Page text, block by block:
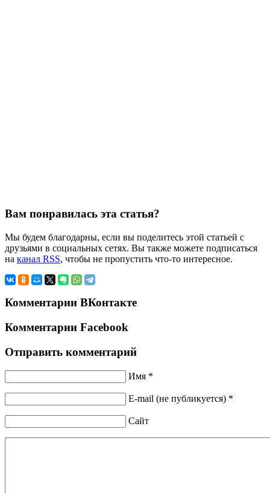
Вам понравилась эта статья?
Мы будем благодарны, если вы поделитесь этой статьей с
друзьями в социальных сетях. Вы также можете подписаться
на канал RSS, чтобы не пропустить что-то интересное.
Комментарии ВКонтакте
Комментарии Facebook
Отправить комментарий
Имя *
E-mail (не публикуется) *
Сайт